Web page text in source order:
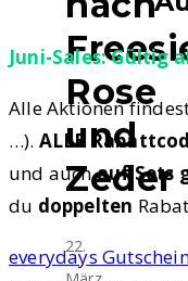
Rose
und
Zeder
22.
Juni-Sales: Gültig
Alle Aktionen
…). ALLE
und auchauf Sets
du doppelten
everydays